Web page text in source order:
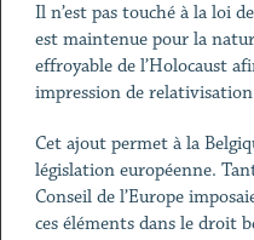
Il n’est pas touché à la loi
est maintenue pour la
effroyable de l’Holocaust
impression de
Cet ajout permet à la
législation européenne.
Conseil de l’Europe
ces éléments dans le droit